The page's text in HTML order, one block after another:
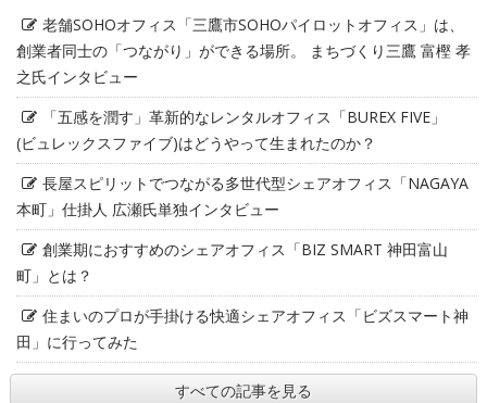
老舗SOHOオフィス「三鷹市SOHOパイロットオフィス」は、
創業者同士の「つながり」ができる場所。 まちづくり三鷹 富樫 孝
之氏インタビュー
「五感を潤す」革新的なレンタルオフィス「BUREX FIVE」
(ビュレックスファイブ)はどうやって生まれたのか？
長屋スピリットでつながる多世代型シェアオフィス「NAGAYA
本町」仕掛人 広瀬氏単独インタビュー
創業期におすすめのシェアオフィス「BIZ SMART 神田富山
町」とは？
住まいのプロが手掛ける快適シェアオフィス「ビズスマート神
田」に行ってみた
すべての記事を見る